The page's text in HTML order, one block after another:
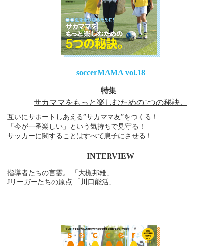
soccerMAMA vol.18
特集
サカママをもっと楽しむための5つの秘訣。
互いにサポートしあえる”サカママ友”をつくる！
「今が一番楽しい」という気持ちで見守る！
サッカーに関することはすべて息子にさせる！
INTERVIEW
指導者たちの言霊。 「大槻邦雄」
Jリーガーたちの原点 「川口能活」